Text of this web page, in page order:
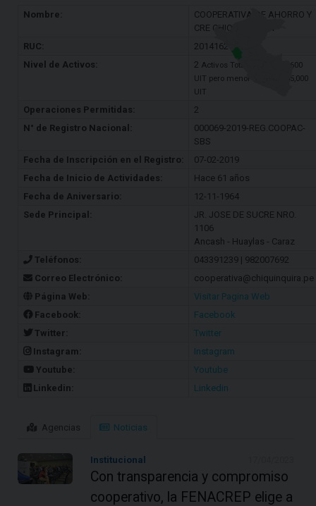
Nombre:
COOPERATIVA DE AHORRO Y
CRE CHIQUINQUIRA
RUC:
20141627555
Nivel de Activos:
2 Activos Totales: Mayor a 600
UIT pero menor o igual a 65,000
UIT
Operaciones Permitidas:
2
N° de Registro Nacional:
000069-2019-REG.COOPAC-
SBS
Fecha de Inscripción en el Registro:
07-02-2019
Fecha de Inicio de Actividades:
Hace 61 años
Fecha de Aniversario:
12-11-1964
Sede Principal:
JR. JOSE DE SUCRE NRO.
1106
Ancash - Huaylas - Caraz
Teléfonos:
043391239 | 982007692
Correo Electrónico:
cooperativa@chiquinquira.pe
Página Web:
Visitar Pagina Web
Facebook:
Facebook
Twitter:
Twitter
Instagram:
Instagram
Youtube:
Youtube
Linkedin:
Linkedin
Agencias Noticias
Institucional
Con transparencia y compromiso
cooperativo, la FENACREP elige a